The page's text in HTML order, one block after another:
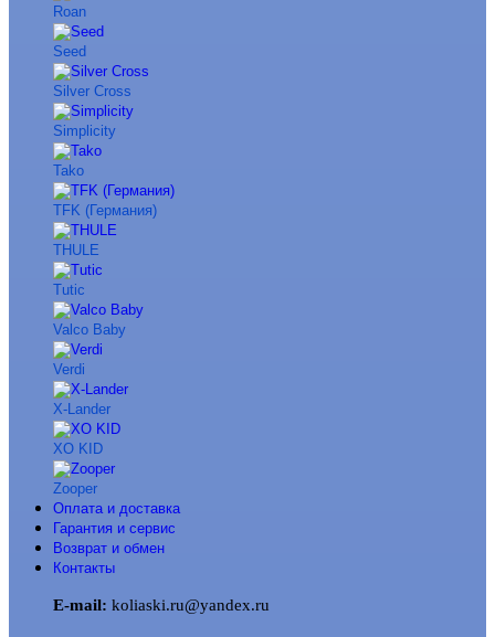
Roan
Seed
Silver Cross
Simplicity
Tako
TFK (Германия)
THULE
Tutic
Valco Baby
Verdi
X-Lander
XO KID
Zooper
Оплата и доставка
Гарантия и сервис
Возврат и обмен
Контакты
E-mail: koliaski.ru@yandex.ru